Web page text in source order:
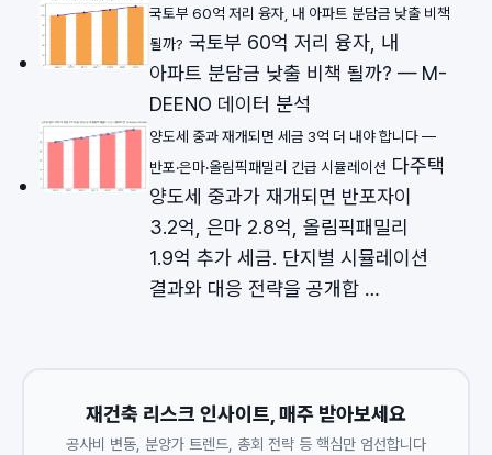
국토부 60억 저리 융자, 내 아파트 분담금 낮출 비책
될까? 국토부 60억 저리 융자, 내
아파트 분담금 낮출 비책 될까? — M-
DEENO 데이터 분석
양도세 중과 재개되면 세금 3억 더 내야 합니다 —
반포·은마·올림픽패밀리 긴급 시뮬레이션 다주택
양도세 중과가 재개되면 반포자이
3.2억, 은마 2.8억, 올림픽패밀리
1.9억 추가 세금. 단지별 시뮬레이션
결과와 대응 전략을 공개합 …
재건축 리스크 인사이트, 매주 받아보세요
공사비 변동, 분양가 트렌드, 총회 전략 등 핵심만 엄선합니다